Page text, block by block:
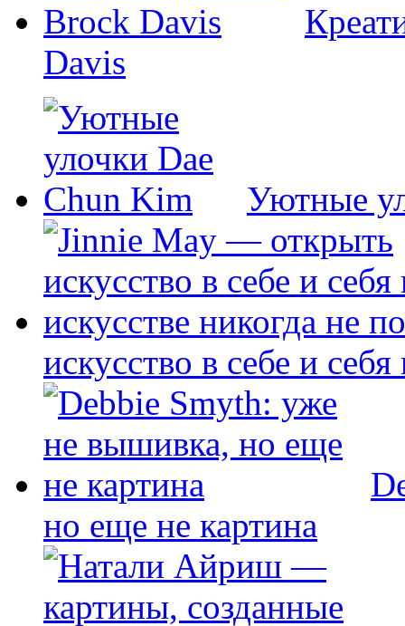
Davis
Уютные
искусство в себе и
но еще не картина